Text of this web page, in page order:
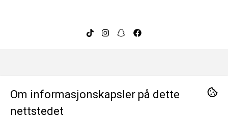
Om oss
BeeOrganic ble etablert i 2014 og har over ti års
erfaring med å tilby nøye utvalgte, trygge og
Kontakt oss
Om informasjonskapsler på dette
nettstedet